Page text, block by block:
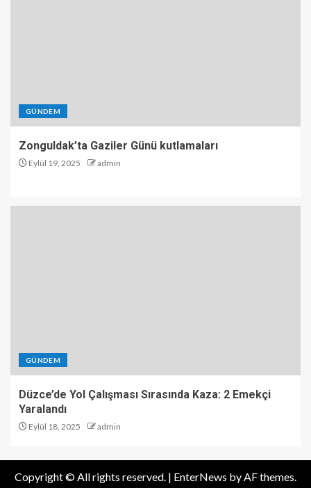
GÜNDEM
Zonguldak’ta Gaziler Günü kutlamaları
Eylül 19, 2025 admin
GÜNDEM
Düzce’de Yol Çalışması Sırasında Kaza: 2 Emekçi
Yaralandı
Eylül 18, 2025 admin
Copyright © All rights reserved. | EnterNews by AF themes.